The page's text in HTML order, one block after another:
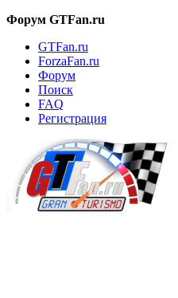
Форум GTFan.ru
GTFan.ru
ForzaFan.ru
Форум
Поиск
FAQ
Регистрация